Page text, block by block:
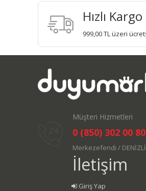
Hızlı Kargo
999,00 TL üzeri
Müşteri Hizmetleri
0 (850) 302 00 80
Merkezefendi / DENİZLİ
İletişim
Giriş Yap